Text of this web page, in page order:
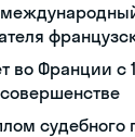
во Франции с
судебного